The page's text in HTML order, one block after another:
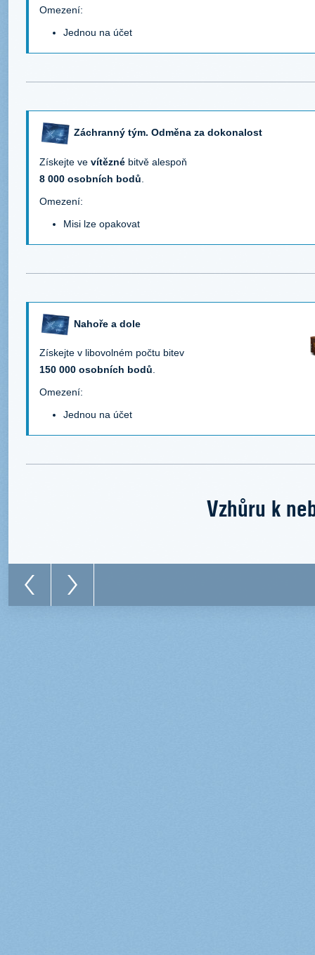
Omezení:
Jednou na účet
Záchranný tým. Odměna za dokonalost
Získejte ve vítězné bitvě alespoň
8 000 osobních bodů
Omezení:
Misi lze opakovat
Nahoře a dole
Získejte v libovolném počtu bitev
150 000 osobních bodů.
Omezení:
Jednou na účet
Vzhůru k